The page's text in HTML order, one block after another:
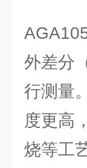
外差分
行测量
度更高
烧等工